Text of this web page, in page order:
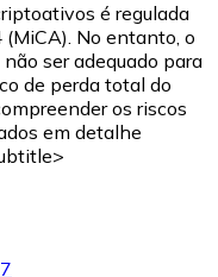
é regulada
No entanto, o
ser adequado para
de perda total do
os riscos
em detalhe